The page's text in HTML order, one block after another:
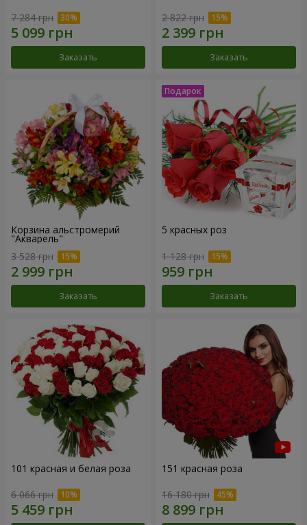
7 284 грн
Заказать
2 822 грн
Заказать
Корзина альстромерий
"Акварель"
3 528 грн
Заказать
5 красных роз
1 128 грн
Заказать
101 красная и белая роза
6 066 грн
151 красная роза
16 180 грн